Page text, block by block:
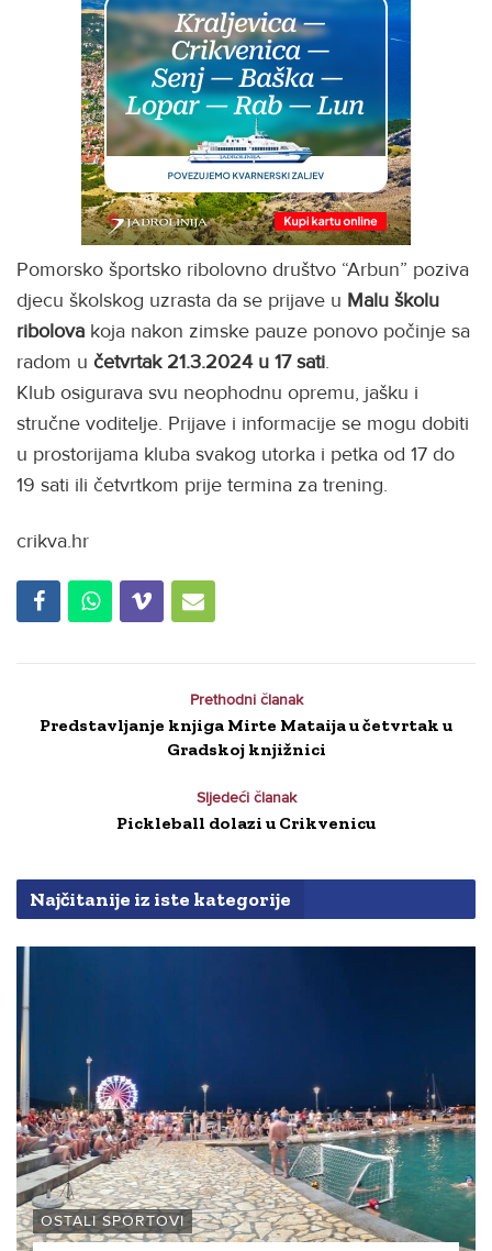
Pomorsko športsko ribolovno društvo “Arbun” poziva
djecu školskog uzrasta da se prijave u Malu školu
ribolova koja nakon zimske pauze ponovo počinje sa
radom u četvrtak 21.3.2024u 17 sati.
Klub osigurava svu neophodnu opremu, jašku i
stručne voditelje. Prijave i informacije se mogu dobiti
u prostorijama kluba svakog utorka i petka od 17 do
19 sati ili četvrtkom prije termina za trening.
crikva.hr
Prethodni članak
Predstavljanje knjiga Mirte Mataija u četvrtak u
Gradskoj knjižnici
Sljedeći članak
Pickleball dolazi u Crikvenicu
Najčitanije iz iste kategorije
OSTALI SPORTOVI